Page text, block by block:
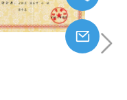
Email：